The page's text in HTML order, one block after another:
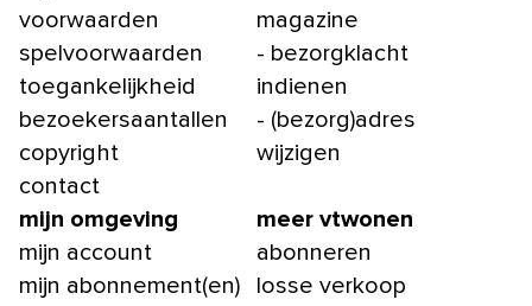
voorwaarden
spelvoorwaarden
toegankelijkheid
bezoekersaantallen
copyright
contact
magazine
- bezorgklacht
indienen
- (bezorg)adres
wijzigen
mijn omgeving
mijn account
mijn abonnement(en)
meer vtwonen
abonneren
losse verkoop